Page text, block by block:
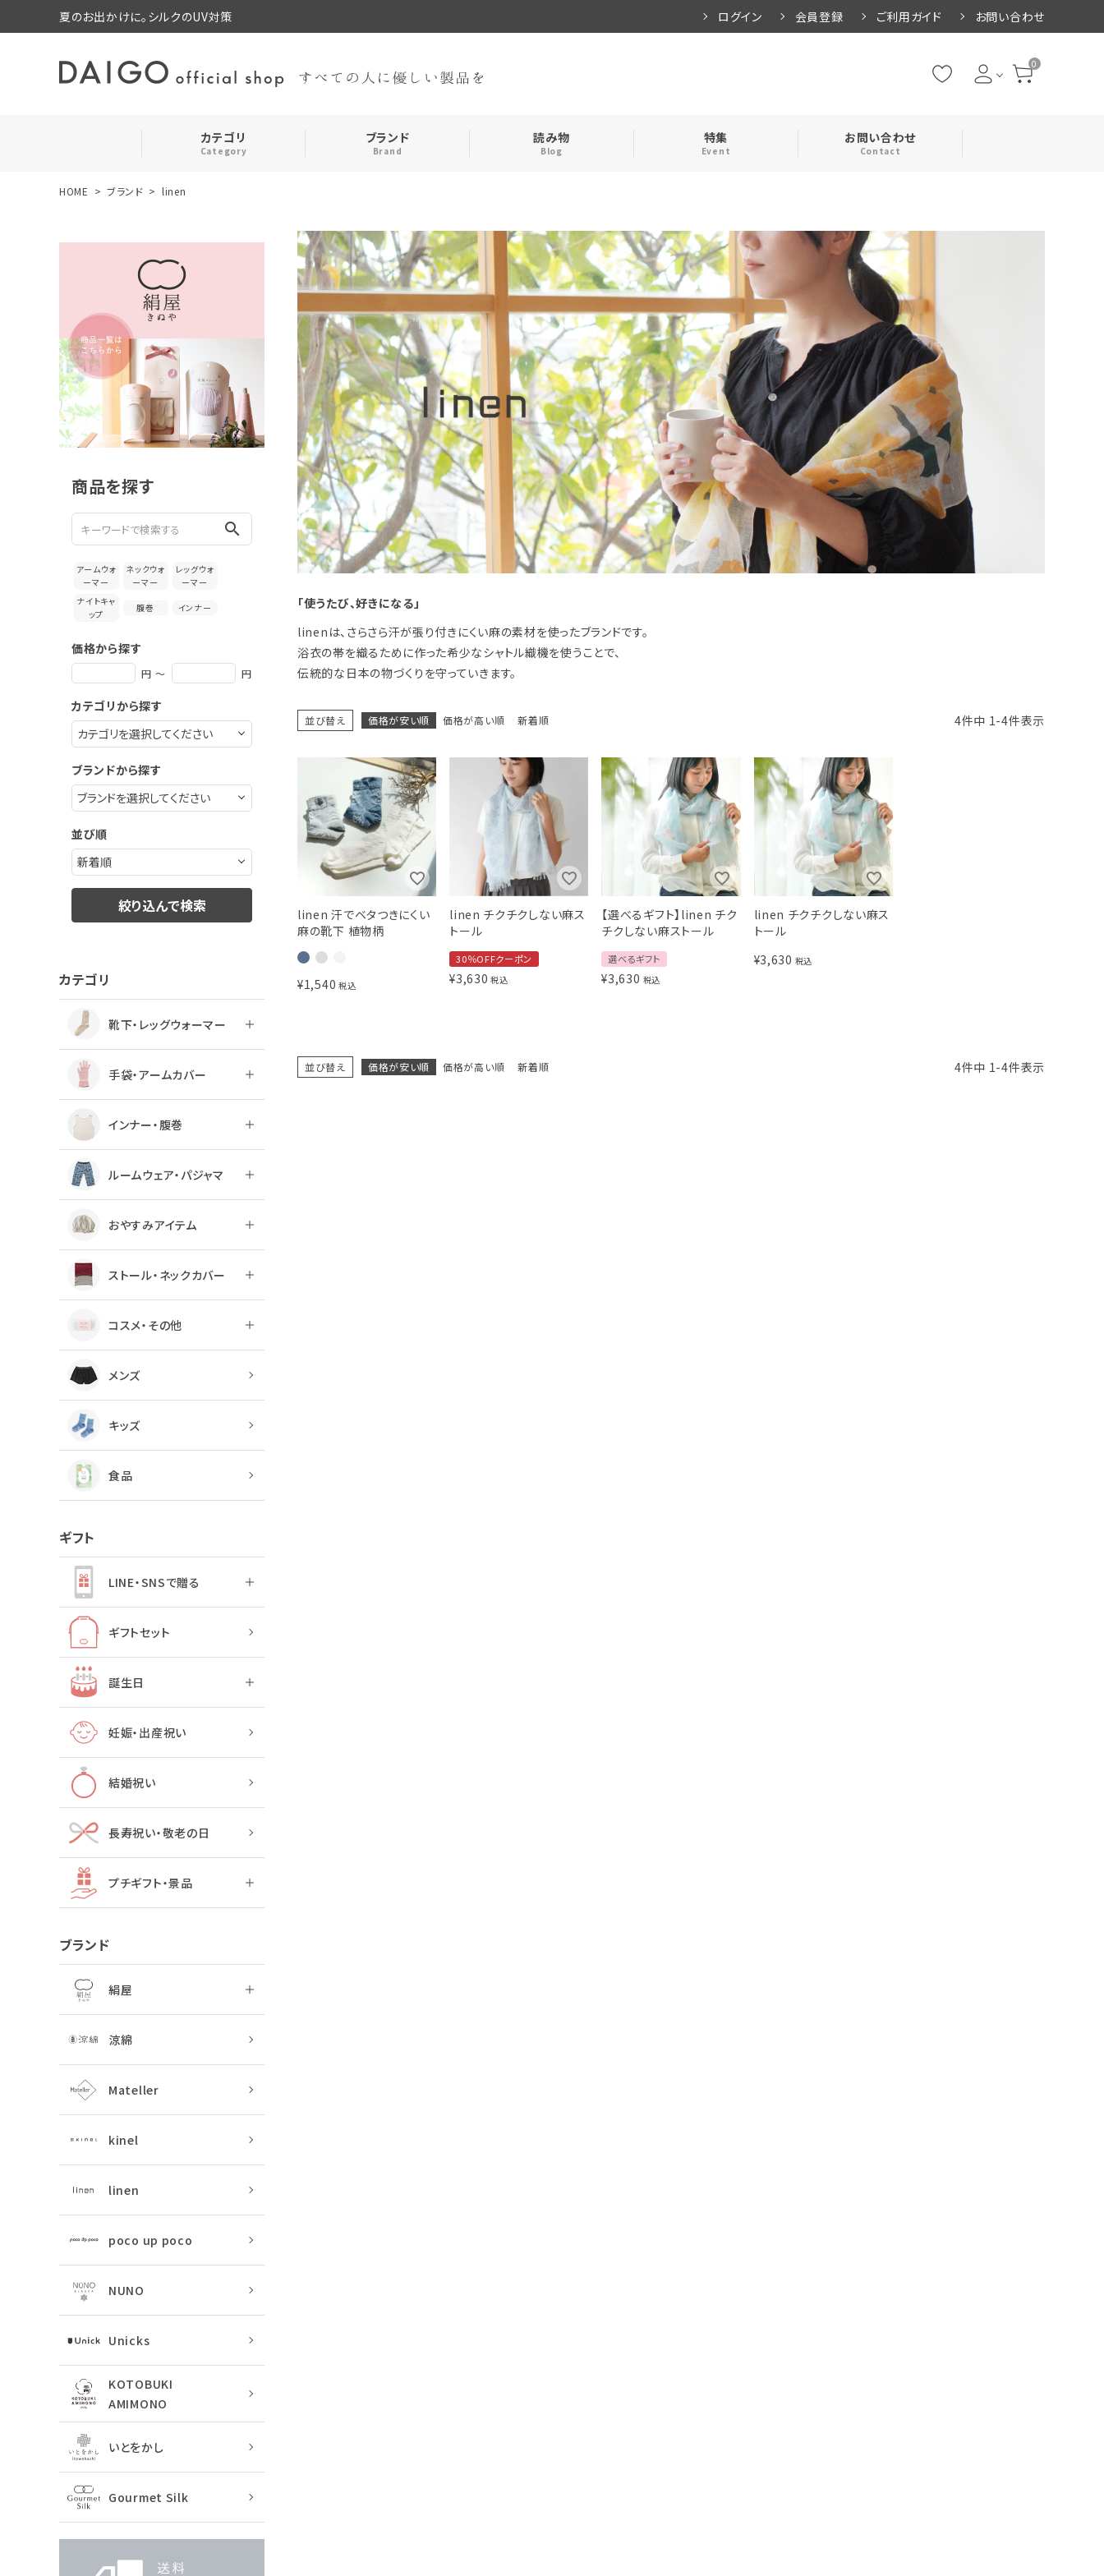
夏のお出かけに。シルクのUV対策 ログイン 会員登録 ご利用ガイド お問い合わせ
0
カテゴリ
Category
ルームウェア・パジャマ おやすみアイテム ストール・ネックカバー
キッズ
食品
ブランド
Brand
読み物
Blog
特集
Event
お問い合わせ
Contact
お気に入り
新着＆再入荷商品
カテゴリーから探す
ギフトを探す
ブランドから探す
HOME ブランド linen
商品を探す
search
アームウォ
ーマー
ネックウォ
ーマー
レッグウォ
ーマー
ナイトキャ
ップ
腹巻 インナー
価格から探す
円 ～ 円
カテゴリから探す
ブランドから探す
並び順
絞り込んで検索
カテゴリ
靴下・レッグウォーマー
手袋・アームカバー
インナー・腹巻
ルームウェア・パジャマ
おやすみアイテム
ストール・ネックカバー
コスメ・その他
メンズ
キッズ
食品
ギフト
LINE・SNSで贈る
ギフトセット
誕生日
妊娠・出産祝い
結婚祝い
長寿祝い・敬老の日
プチギフト・景品
ブランド
絹屋
涼綿
Mateller
kinel
linen
poco up poco
NUNO
Unicks
KOTOBUKI
AMIMONO
いとをかし
Gourmet Silk
「使うたび、好きになる」
linenは、さらさら汗が張り付きにくい麻の素材を使ったブランドです。
浴衣の帯を織るために作った希少なシャトル織機を使うことで、
伝統的な日本の物づくりを守っていきます。
並び替え 価格が安い順 価格が高い順 新着順 4件中 1-4件表示
linen 汗でベタつきにくい
麻の靴下 植物柄
¥1,540 税込
linen チクチクしない麻ス
トール
30％OFFクーポン
¥3,630 税込
【選べるギフト】linen チク
チクしない麻ストール
選べるギフト
¥3,630 税込
linen チクチクしない麻ス
トール
¥3,630 税込
並び替え 価格が安い順 価格が高い順 新着順 4件中 1-4件表示